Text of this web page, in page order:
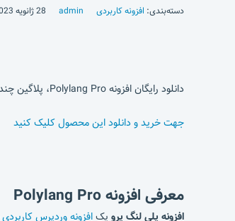
دسته‌بندی: افزونه کاربردی admin 28 ژانویه 2023
دانلود رایگان افزونه Polylang Pro، پلاگین چند زبانگی
جهت خرید و دانلود این محصول کلیک کنید
معرفی افزونه Polylang Pro
افزونه پلی لنگ پرو یکافزونه وردپرس کاربردی